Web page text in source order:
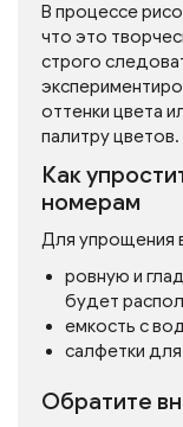
В процессе
что это
строго
оттенки цвета
палитру цветов.
Как
номерам
Для упрощения
ровную и
будет
емкость с
салфетки
Обратите